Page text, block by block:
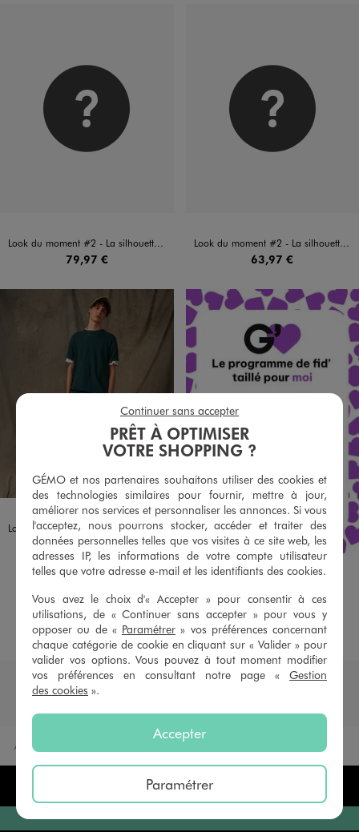
Look du moment #2 - La silhouette complète
79,97 €
Look du moment #2 - La silhouette complète
63,97 €
Look du moment #3 - La silhouette complète
57,97 €
RETROUVEZ NOS CATÉGORIES VÊTEMENTS ET
CHAUSSURES POUR TOUTE LA FAMILLE
Lookbook pour garçon
Accueil
390 MAGASINS EN FRANCE
PRÊT À OPTIMISER
VOTRE SHOPPING ?
GÉMO et nos partenaires souhaitons utiliser des cookies et
des technologies similaires pour fournir, mettre à jour,
améliorer nos services et personnaliser les annonces. Si vous
l'acceptez, nous pourrons stocker, accéder et traiter des
données personnelles telles que vos visites à ce site web, les
adresses IP, les informations de votre compte utilisateur
telles que votre adresse e-mail et les identifiants des cookies.
Vous avez le choix d'« Accepter » pour consentir à ces
utilisations, de « Continuer sans accepter » pour vous y
opposer ou de « Paramétrer » vos préférences concernant
chaque catégorie de cookie en cliquant sur « Valider » pour
valider vos options. Vous pouvez à tout moment modifier
vos préférences en consultant notre page « Gestion
des cookies ».
Accepter
Paramétrer
Continuer sans accepter